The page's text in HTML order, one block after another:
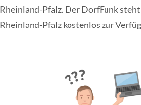
Rheinland-Pfalz. Der DorfFunk
Rheinland-Pfalz kostenlos zur